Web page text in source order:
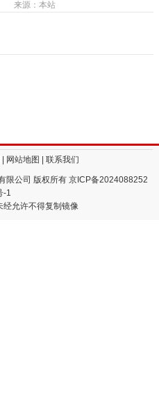
来源：本站
网站地图 |联系我们
限公司 版权所有 京ICP备2024088252
-1
经允许不得复制镜像